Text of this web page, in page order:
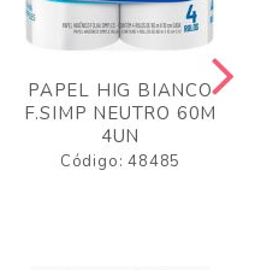
PAPEL HIG BIANCO
F.SIMP NEUTRO 60M
4UN
Código: 48485